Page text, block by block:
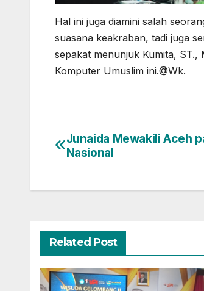
Hal ini juga diamini salah
suasana keakraban, tadi juga
sepakat menunjuk Kumita,
Komputer Umuslim ini.@Wk.
Post
Junaida Mewakili Aceh
Nasional
Related Post